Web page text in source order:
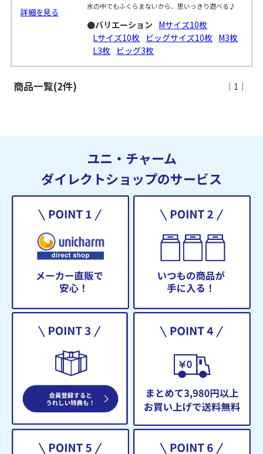
詳細を見る
水の中でもふくらまないから、思いっきり遊べる♪
●バリエーション Mサイズ10枚
Lサイズ10枚
ビッグサイズ10枚 M3枚
L3枚
ビッグ3枚
商品一覧(2件) ｜1｜
ユニ・チャーム
ダイレクトショップのサービス